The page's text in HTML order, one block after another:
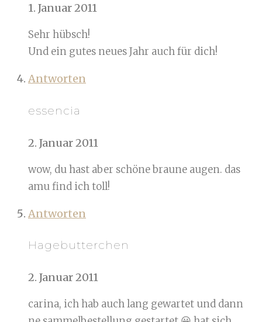
1. Januar 2011
Sehr hübsch!
Und ein gutes neues Jahr auch für dich!
Antworten
essencia
2. Januar 2011
wow, du hast aber schöne braune augen. das
amu find ich toll!
Antworten
Hagebutterchen
2. Januar 2011
carina, ich hab auch lang gewartet und dann